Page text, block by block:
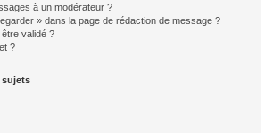
à un modérateur ?
» dans la page de rédaction de message ?
validé ?
?
sujets